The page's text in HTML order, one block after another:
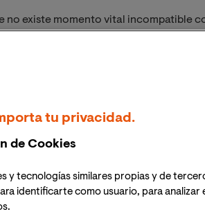
no existe momento vital incompatible
profesional en el sector
una constante en su vida. Por ello, una
un nuevo camino, guiado solo
de forma más profesional en
este fin se matriculó en el
que le sirvió para perfeccionar las
todo para dar un paso más allá y
llevar su práctica a un nuevo
que acaba de publicar un
en total consonancia con su
tu privacidad.
de Cookies
y tecnologías similares propias y de
identificarte como usuario, para analizar